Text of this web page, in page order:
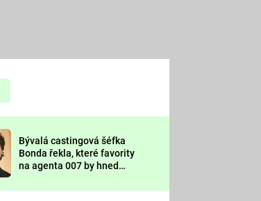
Prima LAJK
Sledujte nás
Bývalá castingová šéfka
Bonda řekla, které favority
na agenta 007 by hned